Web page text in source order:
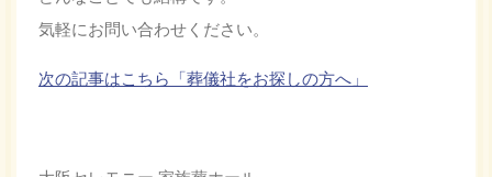
気軽にお問い合わせください。
次の記事はこちら「葬儀社をお探しの方へ」